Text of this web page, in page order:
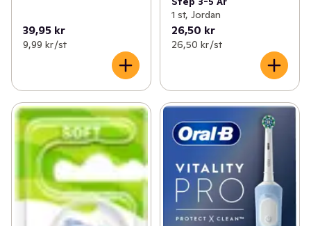
39,95 kr
9,99 kr /st
1 st, Jordan
26,50 kr
26,50 kr /st